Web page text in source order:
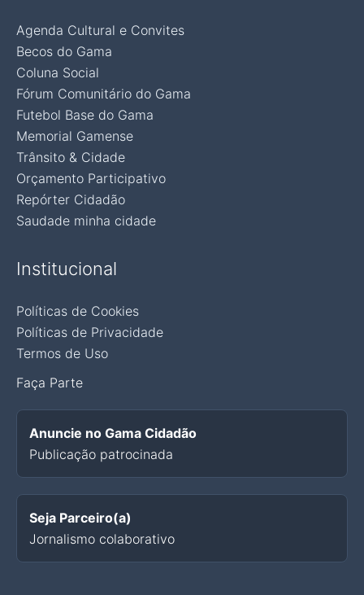
Agenda Cultural e Convites
Becos do Gama
Coluna Social
Fórum Comunitário do Gama
Futebol Base do Gama
Memorial Gamense
Trânsito & Cidade
Orçamento Participativo
Repórter Cidadão
Saudade minha cidade
Institucional
Políticas de Cookies
Políticas de Privacidade
Termos de Uso
Faça Parte
Anuncie no Gama Cidadão
Publicação patrocinada
Seja Parceiro(a)
Jornalismo colaborativo